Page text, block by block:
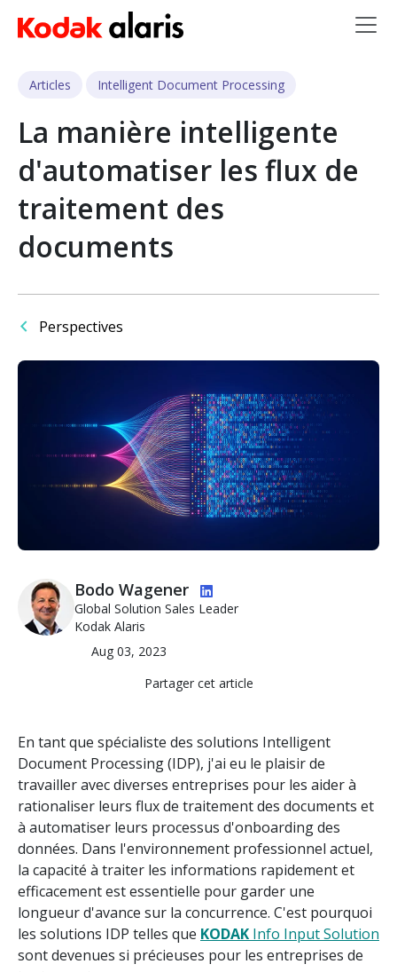
Skip to main content
Articles Intelligent Document Processing
La manière intelligente
d'automatiser les flux de
traitement des
documents
Perspectives
Image
Image Bodo Wagener
Global Solution Sales Leader
Kodak Alaris
Aug 03, 2023
Partager cet article
En tant que spécialiste des solutions Intelligent
Document Processing (IDP), j'ai eu le plaisir de
travailler avec diverses entreprises pour les aider à
rationaliser leurs flux de traitement des documents et
à automatiser leurs processus d'onboarding des
données. Dans l'environnement professionnel actuel,
la capacité à traiter les informations rapidement et
efficacement est essentielle pour garder une
longueur d'avance sur la concurrence. C'est pourquoi
les solutions IDP telles que KODAK Info Input Solution
sont devenues si précieuses pour les entreprises de